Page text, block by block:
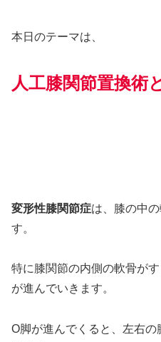
本日のテーマは、
人工膝関節置換術
変形性膝関節症は、膝の中
す。
特に膝関節の内側の軟骨が
が進んでいきます。
O脚が進んでくると、左右